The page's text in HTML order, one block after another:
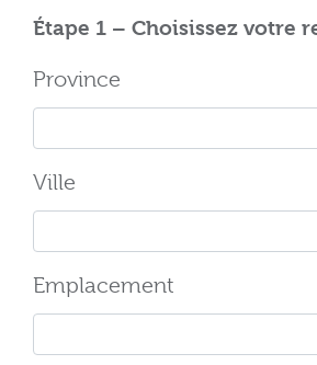
Étape 1 – Choisissez votre
Province
Ville
Emplacement